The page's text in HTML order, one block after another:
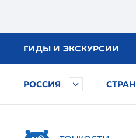
ГИДЫ И ЭКСКУРСИИ
РОССИЯ